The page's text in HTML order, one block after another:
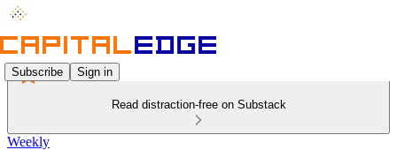
Subscribe Sign in
Read distraction-free on Substack
Weekly